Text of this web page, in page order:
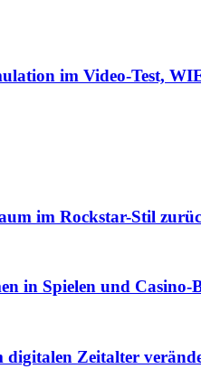
im Video-Test,
im Rockstar-Stil
in Spielen und
digitalen Zeitalter